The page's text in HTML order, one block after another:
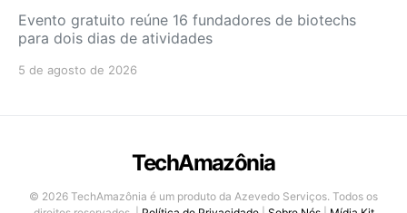
Evento gratuito reúne 16 fundadores de biotechs
para dois dias de atividades
5 de agosto de 2026
TechAmazônia
© 2026 TechAmazônia é um produto da Azevedo Serviços. Todos os